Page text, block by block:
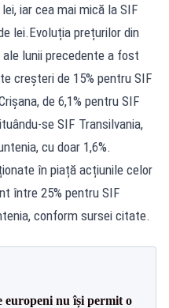
iar cea mai mică la SIF
lei.Evoluția prețurilor din
lunii precedente a fost
creșteri de 15% pentru SIF
de 6,1% pentru SIF
se SIF Transilvania,
cu doar 1,6%.
în piață acțiunile celor
între 25% pentru SIF
conform sursei citate.
europeni nu își permit o